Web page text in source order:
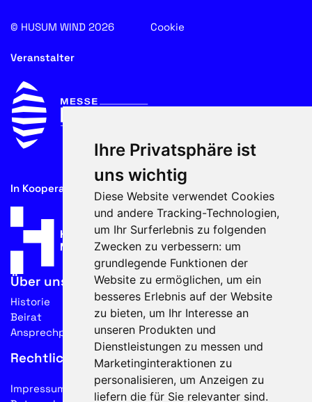
Ihre Privatsphäre ist
uns wichtig
Diese Website verwendet Cookies
und andere Tracking-Technologien,
um Ihr Surferlebnis zu folgenden
Zwecken zu verbessern: um
grundlegende Funktionen der
Website zu ermöglichen, um ein
besseres Erlebnis auf der Website
zu bieten, um Ihr Interesse an
unseren Produkten und
Dienstleistungen zu messen und
Marketinginteraktionen zu
personalisieren, um Anzeigen zu
liefern die für Sie relevanter sind.
© HUSUM WIND 2026 Cookie
Veranstalter
In Kooperation mit
Über uns
Historie
Beirat
Ansprechpartner
Rechtliches
Impressum